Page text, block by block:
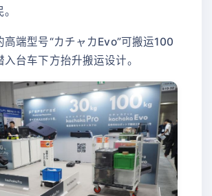
端型号“カチャカEvo”可搬运100
台车下方抬升搬运设计。